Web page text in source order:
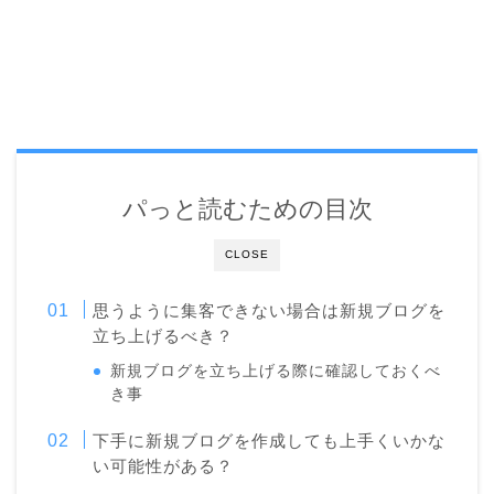
CLOSE
パっと読むための目次
思うように集客できない場合は新規ブログを
立ち上げるべき？
新規ブログを立ち上げる際に確認しておくべ
き事
下手に新規ブログを作成しても上手くいかな
い可能性がある？